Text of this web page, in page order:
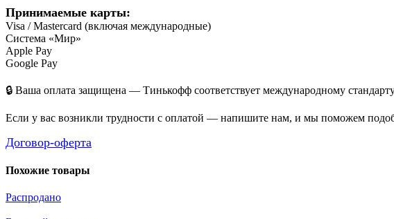
Принимаемые карты:
Visa / Mastercard (включая международные)
Система «Мир»
Apple Pay
Google Pay
🔒 Ваша оплата защищена — Тинькофф соответствует международному
Если у вас возникли трудности с оплатой — напишите нам, и мы поможем
Договор-оферта
Похожие товары
Распродано